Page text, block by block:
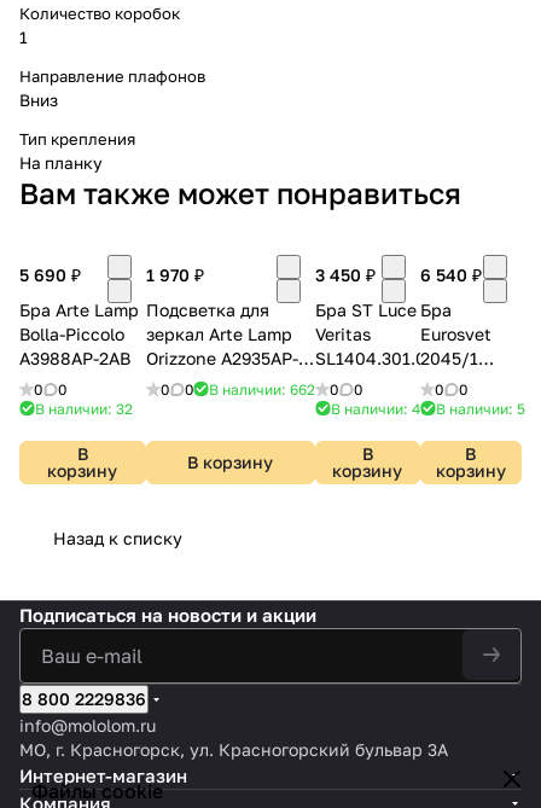
Количество коробок
1
Направление плафонов
Вниз
Тип крепления
На планку
Вам также может понравиться
5 690 ₽
Бра Arte Lamp
Bolla-Piccolo
A3988AP-2AB
0
0
В наличии: 32
В
корзину
1 970 ₽
Подсветка для
зеркал Arte Lamp
Orizzone A2935AP-
1BK
0 0 В наличии: 662
В корзину
3 450 ₽
Бра ST Luce
Veritas
SL1404.301.01
0
0
В наличии: 49
В
корзину
6 540 ₽
Бра
Eurosvet
2045/1
хром/
белый
0
0
В наличии: 5
В
корзину
Назад к списку
Файлы cookie
Подписаться на новости и акции
8 800 2229836
info@mololom.ru
МО, г. Красногорск, ул. Красногорский бульвар 3А
Интернет-магазин
Компания